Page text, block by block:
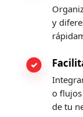
y
o
de tu